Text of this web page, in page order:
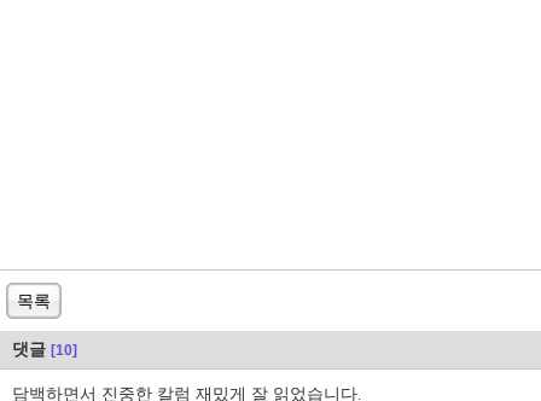
목록
댓글 [10]
담백하면서 진중한 칼럼 재밌게 잘 읽었습니다.